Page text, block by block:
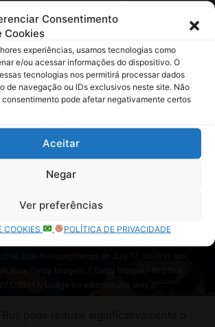
Consentimento
Cookies
experiências, usamos tecnologias como
e/ou acessar informações do dispositivo. O
tecnologias nos permitirá processar dados
de navegação ou IDs exclusivos neste site. Não
pode afetar negativamente certos
Aceitar
Negar
Ver preferências
COOKIES POLÍTICA DE PRIVACIDADE